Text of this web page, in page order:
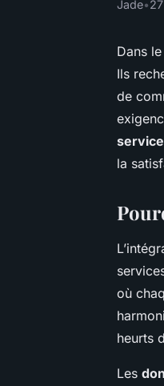
Jade•
Dans
Ils
de
la
où
heurts
Les